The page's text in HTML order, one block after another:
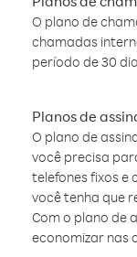
O plano de
chamadas
período de 30
Planos de
O plano de
você precisa
telefones fixos e
você tenha que
Com o plano de
economizar nas